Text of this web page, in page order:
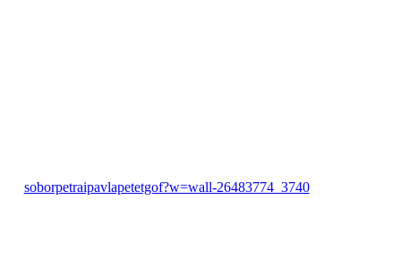
soborpetraipavlapetetgof?w=wall-26483774_3740